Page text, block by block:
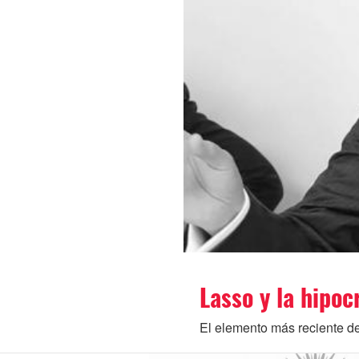
Lasso y la
El elemento más reciente